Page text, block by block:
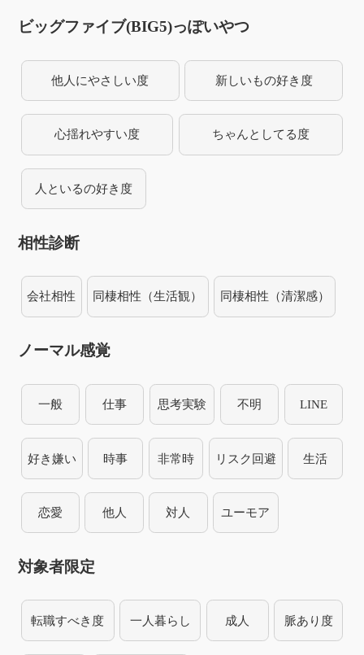
ビッグファイブ(BIG5)っぽいやつ
他人にやさしい度 新しいもの好き度
心揺れやすい度 ちゃんとしてる度
人といるの好き度
相性診断
会社相性 同棲相性（生活観） 同棲相性（清潔感）
ノーマル感覚
一般 仕事 思考実験 不明 LINE
好き嫌い 時事 非常時 リスク回避 生活
恋愛 他人 対人 ユーモア
対象者限定
転職すべき度 一人暮らし 成人 脈あり度